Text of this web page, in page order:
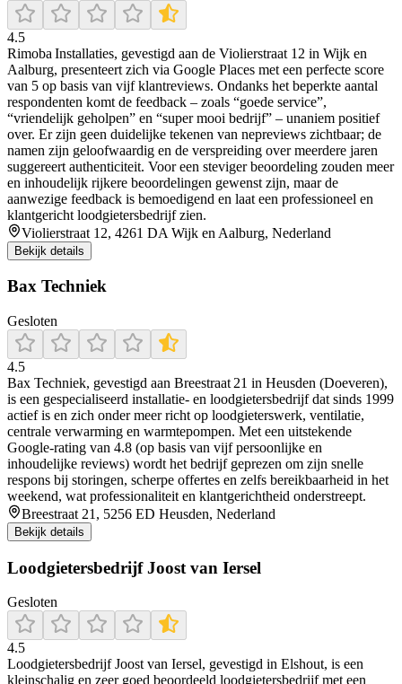
4.5
Rimoba Installaties, gevestigd aan de Violierstraat 12 in Wijk en
Aalburg, presenteert zich via Google Places met een perfecte score
van 5 op basis van vijf klantreviews. Ondanks het beperkte aantal
respondenten komt de feedback – zoals “goede service”,
“vriendelijk geholpen” en “super mooi bedrijf” – unaniem positief
over. Er zijn geen duidelijke tekenen van nepreviews zichtbaar; de
namen zijn geloofwaardig en de verspreiding over meerdere jaren
suggereert authenticiteit. Voor een steviger beoordeling zouden meer
en inhoudelijk rijkere beoordelingen gewenst zijn, maar de
aanwezige feedback is bemoedigend en laat een professioneel en
klantgericht loodgietersbedrijf zien.
Violierstraat 12, 4261 DA Wijk en Aalburg, Nederland
Bekijk details
Bax Techniek
Gesloten
4.5
Bax Techniek, gevestigd aan Breestraat 21 in Heusden (Doeveren),
is een gespecialiseerd installatie- en loodgietersbedrijf dat sinds 1999
actief is en zich onder meer richt op loodgieterswerk, ventilatie,
centrale verwarming en warmtepompen. Met een uitstekende
Google-rating van 4.8 (op basis van vijf persoonlijke en
inhoudelijke reviews) wordt het bedrijf geprezen om zijn snelle
respons bij storingen, scherpe offertes en zelfs bereikbaarheid in het
weekend, wat professionaliteit en klantgerichtheid onderstreept.
Breestraat 21, 5256 ED Heusden, Nederland
Bekijk details
Loodgietersbedrijf Joost van Iersel
Gesloten
4.5
Loodgietersbedrijf Joost van Iersel, gevestigd in Elshout, is een
kleinschalig en zeer goed beoordeeld loodgietersbedrijf met een